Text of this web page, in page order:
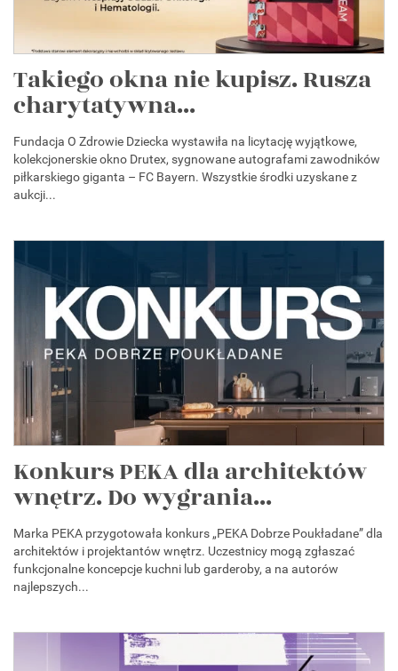
Takiego okna nie kupisz. Rusza
charytatywna...
Fundacja O Zdrowie Dziecka wystawiła na licytację wyjątkowe,
kolekcjonerskie okno Drutex, sygnowane autografami zawodników
piłkarskiego giganta – FC Bayern. Wszystkie środki uzyskane z
aukcji...
Konkurs PEKA dla architektów
wnętrz. Do wygrania...
Marka PEKA przygotowała konkurs „PEKA Dobrze Poukładane” dla
architektów i projektantów wnętrz. Uczestnicy mogą zgłaszać
funkcjonalne koncepcje kuchni lub garderoby, a na autorów
najlepszych...